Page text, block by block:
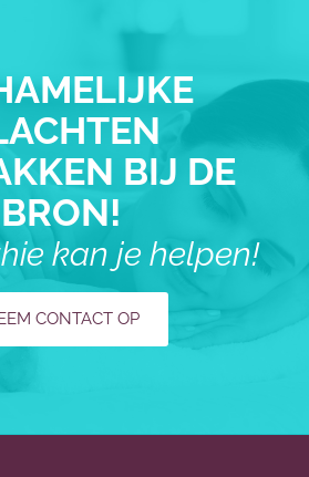
BIJ DE
BRON!
kan je helpen!
CONTACT OP